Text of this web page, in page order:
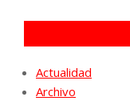
Actualidad
Archivo